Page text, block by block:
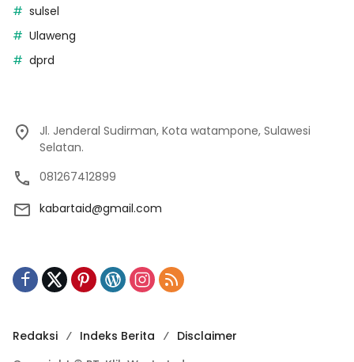
sulsel
Ulaweng
dprd
Jl. Jenderal Sudirman, Kota watampone, Sulawesi
Selatan.
081267412899
kabartaid@gmail.com
Redaksi Indeks Berita
Disclaimer